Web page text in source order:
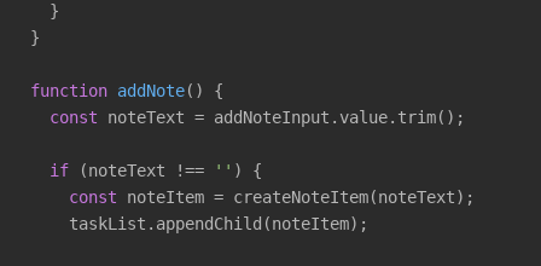
  }
}
function addNote( ) {
const noteText = addNoteInput.value.trim();
if (noteText !== '' ) {
const noteItem = createNoteItem(noteText);
    taskList.appendChild(noteItem);